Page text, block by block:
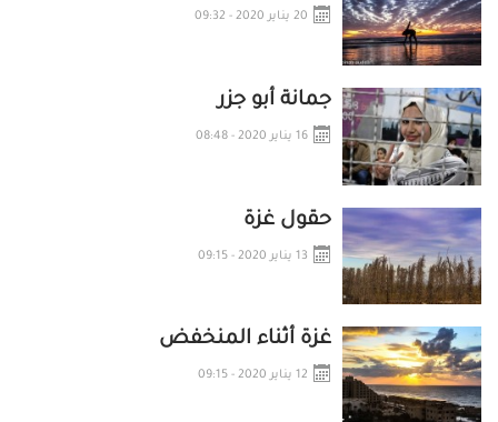
20 يناير 2020 - 09:32
جمانة أبو جزر
16 يناير 2020 - 08:48
حقول غزة
13 يناير 2020 - 09:15
غزة أثناء المنخفض
12 يناير 2020 - 09:15